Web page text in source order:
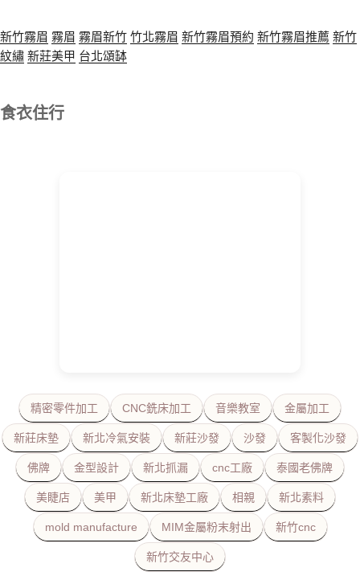
新竹霧眉 霧眉 霧眉新竹竹北霧眉 新竹霧眉預約 新竹霧眉推薦 新竹
紋繡新莊美甲 台北頌缽
食衣住行
精密零件加工 CNC銑床加工 音樂教室 金屬加工
新莊床墊 新北冷氣安裝 新莊沙發 沙發 客製化沙發
佛牌 金型設計 新北抓漏 cnc工廠 泰國老佛牌
美睫店 美甲 新北床墊工廠 相親 新北素料
mold manufacture MIM金屬粉末射出 新竹cnc
新竹交友中心